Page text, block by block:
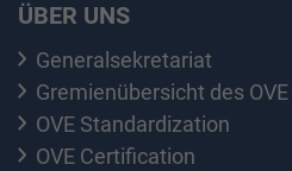
ÜBER UNS
Generalsekretariat
Gremienübersicht des OVE
OVE Standardization
OVE Certification